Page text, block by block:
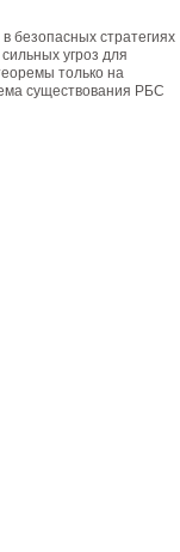
безопасных стратегиях
угроз для
только на
существования РБС